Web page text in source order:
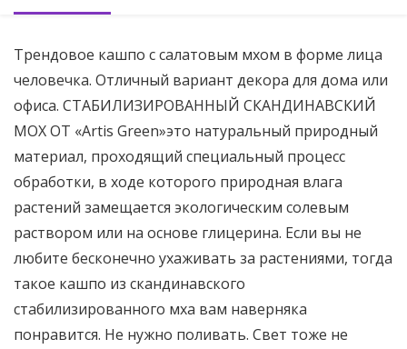
Трендовое кашпо с салатовым мхом в форме лица
человечка. Отличный вариант декора для дома или
офиса. СТАБИЛИЗИРОВАННЫЙ СКАНДИНАВСКИЙ
МОХ ОТ «Artis Green»это натуральный природный
материал, проходящий специальный процесс
обработки, в ходе которого природная влага
растений замещается экологическим солевым
раствором или на основе глицерина. Если вы не
любите бесконечно ухаживать за растениями, тогда
такое кашпо из скандинавского
стабилизированного мха вам наверняка
понравится. Не нужно поливать. Свет тоже не